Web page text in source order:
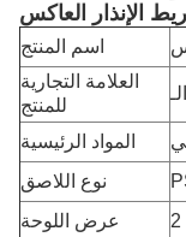
الإنذار العاكس
اسم المنتج
العلامة التجارية
للمنتج
المواد الرئيسية
نوع اللاصق
عرض اللوحة